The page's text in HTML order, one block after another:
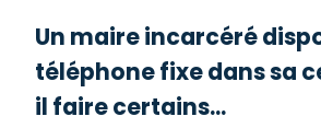
Un maire incarcéré
téléphone fixe dans sa
il faire certains...